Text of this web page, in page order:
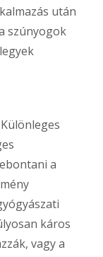
után
szúnyogok
a
káros
vagy a